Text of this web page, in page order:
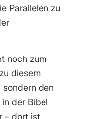
Parallelen zu
noch zum
diesem
sondern den
in der Bibel
– dort ist